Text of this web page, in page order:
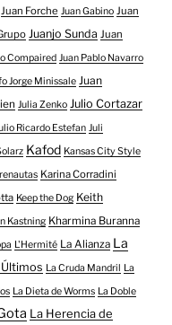
Juan Forche Juan Gabino Juan
Juanjo Sunda Juan
Compaired Juan Pablo Navarro
Jorge Minissale Juan
Julia Zenko Julio Cortazar
Ricardo Estefan Juli
Kafod Kansas City Style
Karina Corradini
Keep the Dog Keith
Kastning Kharmina Buranna
L'Hermité La Alianza La
Últimos La Cruda Mandril La
La Dieta de Worms La Doble
La Herencia de